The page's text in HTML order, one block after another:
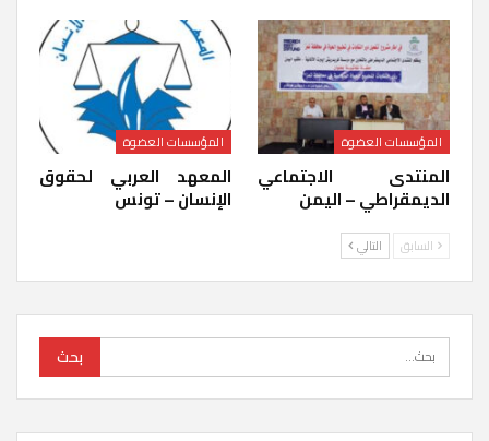
المؤسسات العضوة
المنتدى الاجتماعي
الديمقراطي – اليمن
المؤسسات العضوة
المعهد العربي لحقوق
الإنسان – تونس
السابق التالي